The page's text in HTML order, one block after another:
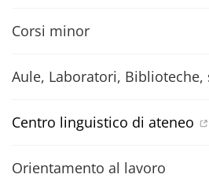
Corsi minor
Aule, Laboratori, Biblioteche,
Centro linguistico di ateneo
Orientamento al lavoro